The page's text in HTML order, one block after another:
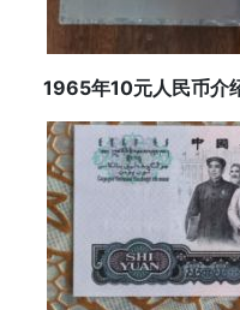
1965年10元人民币介